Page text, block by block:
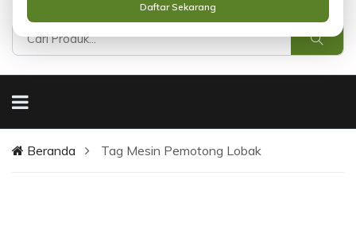
Daftar Sekarang
Beranda Tag Mesin Pemotong Lobak